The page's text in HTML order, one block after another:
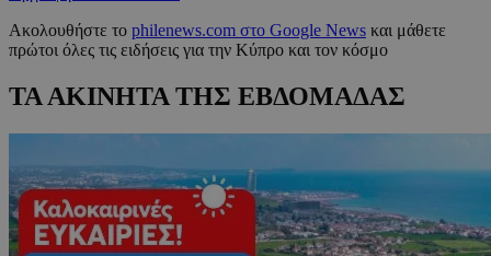
Ακολουθήστε το philenews.com στο Google News και μάθετε
πρώτοι όλες τις ειδήσεις για την Κύπρο και τον κόσμο
ΤΑ ΑΚΙΝΗΤΑ ΤΗΣ ΕΒΔΟΜΑΔΑΣ